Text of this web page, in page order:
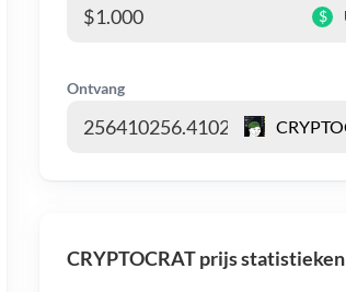
$
Ontvang
CRYPTOCRAT prijs statistieken